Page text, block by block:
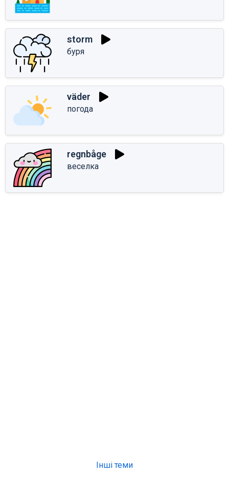
storm
буря
väder
погода
regnbåge
веселка
Інші теми